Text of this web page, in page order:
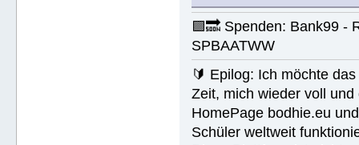
🟪🔜 Spenden: Bank99 -
SPBAATWW
🔰 Epilog: Ich möchte
Zeit, mich wieder voll
HomePage bodhie.eu
Schüler weltweit